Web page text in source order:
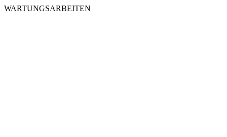
WARTUNGSARBEITEN